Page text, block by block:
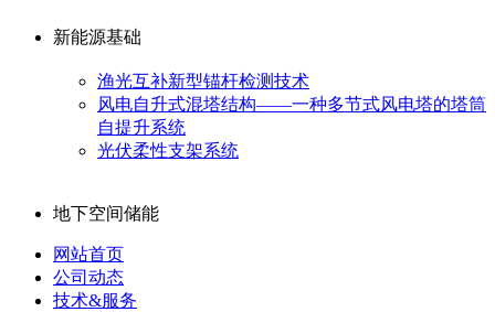
新能源基础
渔光互补新型锚杆检测技术
风电自升式混塔结构——一种多节式风电塔的塔筒
自提升系统
光伏柔性支架系统
地下空间储能
网站首页
公司动态
技术&服务